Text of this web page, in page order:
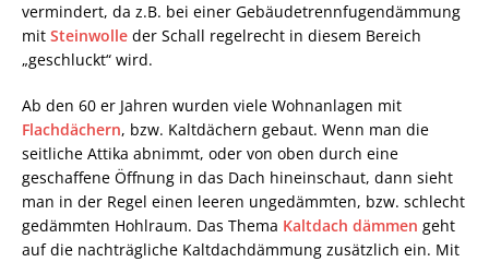
vermindert, da z.B. bei einer Gebäudetrennfugendämmung
mit Steinwolle der Schall regelrecht in diesem Bereich
„geschluckt“ wird.
Ab den 60 er Jahren wurden viele Wohnanlagen mit
Flachdächern, bzw. Kaltdächern gebaut. Wenn man die
seitliche Attika abnimmt, oder von oben durch eine
geschaffene Öffnung in das Dach hineinschaut, dann sieht
man in der Regel einen leeren ungedämmten, bzw. schlecht
gedämmten Hohlraum. Das Thema Kaltdach dämmen geht
auf die nachträgliche Kaltdachdämmung zusätzlich ein. Mit